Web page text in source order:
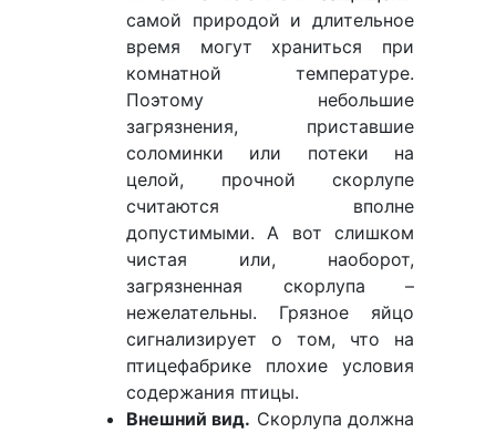
самой природой и длительное
время могут храниться при
комнатной температуре.
Поэтому небольшие
загрязнения, приставшие
соломинки или потеки на
целой, прочной скорлупе
считаются вполне
допустимыми. А вот слишком
чистая или, наоборот,
загрязненная скорлупа –
нежелательны. Грязное яйцо
сигнализирует о том, что на
птицефабрике плохие условия
содержания птицы.
Внешний вид. Скорлупа должна